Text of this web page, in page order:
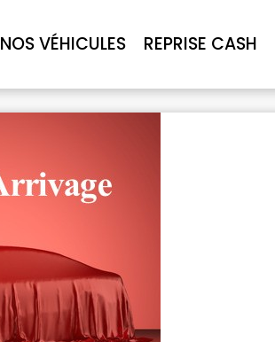
NOS VÉHICULES REPRISE CASH